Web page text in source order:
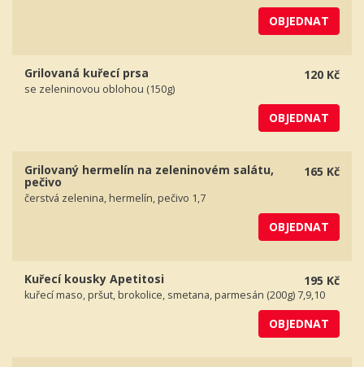
OBJEDNAT
120 Kč
Grilovaná kuřecí prsa
se zeleninovou oblohou (150g)
OBJEDNAT
165 Kč
Grilovaný hermelín na zeleninovém salátu,
pečivo
čerstvá zelenina, hermelín, pečivo 1,7
OBJEDNAT
195 Kč
Kuřecí kousky Apetitosi
kuřecí maso, pršut, brokolice, smetana, parmesán (200g) 7,9,10
OBJEDNAT